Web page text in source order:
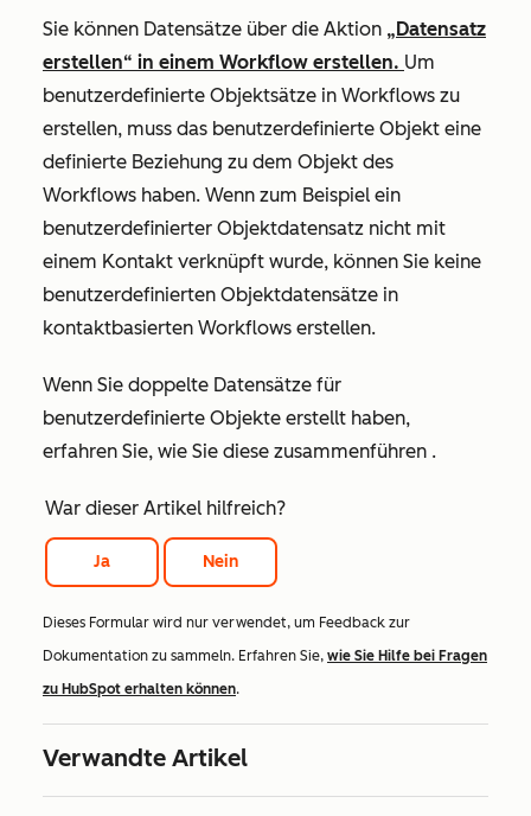
Sie können Datensätze über die Aktion „Datensatz
erstellen“ in einem Workflow erstellen. Um
benutzerdefinierte Objektsätze in Workflows zu
erstellen, muss das benutzerdefinierte Objekt eine
definierte Beziehung zu dem Objekt des
Workflows haben. Wenn zum Beispiel ein
benutzerdefinierter Objektdatensatz nicht mit
einem Kontakt verknüpft wurde, können Sie keine
benutzerdefinierten Objektdatensätze in
kontaktbasierten Workflows erstellen.
Wenn Sie doppelte Datensätze für
benutzerdefinierte Objekte erstellt haben,
erfahren Sie, wie Sie diese zusammenführen .
War dieser Artikel hilfreich?
Ja Nein
Dieses Formular wird nur verwendet, um Feedback zur
Dokumentation zu sammeln. Erfahren Sie, wie Sie Hilfe bei Fragen
zu HubSpot erhalten können.
Verwandte Artikel